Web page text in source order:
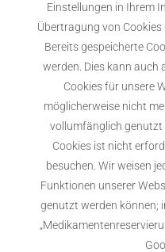
Einstellungen in Ihrem
Übertragung von Cookies
Bereits gespeicherte
werden. Dies kann auch
Cookies für unsere
möglicherweise nicht
vollumfänglich genutzt
Cookies ist nicht
besuchen. Wir weisen
Funktionen unserer
genutzt werden können;